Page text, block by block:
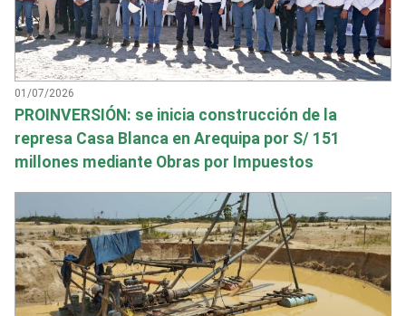
01/07/2026
PROINVERSIÓN: se inicia construcción de la
represa Casa Blanca en Arequipa por S/ 151
millones mediante Obras por Impuestos